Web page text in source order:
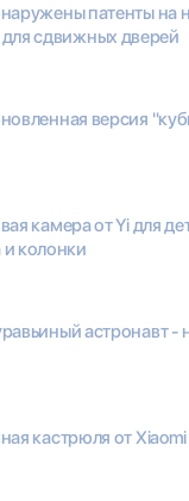
патенты на
сдвижных дверей
версия
камера от Yi для
колонки
астронавт -
кастрюля от